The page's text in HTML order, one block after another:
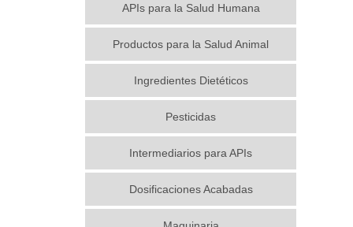
APIs para la Salud Humana
Productos para la Salud Animal
Ingredientes Dietéticos
Pesticidas
Intermediarios para APIs
Dosificaciones Acabadas